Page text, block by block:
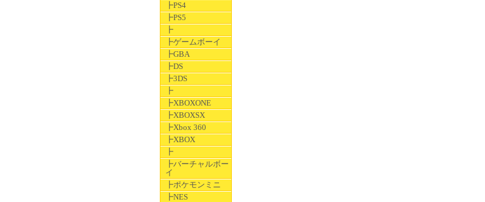
┣PS4
┣PS5
┣
┣ゲームボーイ
┣GBA
┣DS
┣3DS
┣
┣XBOXONE
┣XBOXSX
┣Xbox 360
┣XBOX
┣
┣バーチャルボー
イ
┣ポケモンミニ
┣NES